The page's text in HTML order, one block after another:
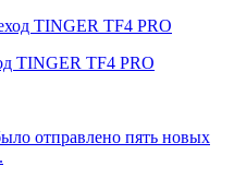
TINGER TF4 PRO